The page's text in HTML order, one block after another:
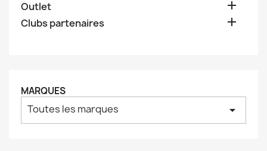
Outlet 
Clubs partenaires 
MARQUES
Toutes les marques arrow_drop_down